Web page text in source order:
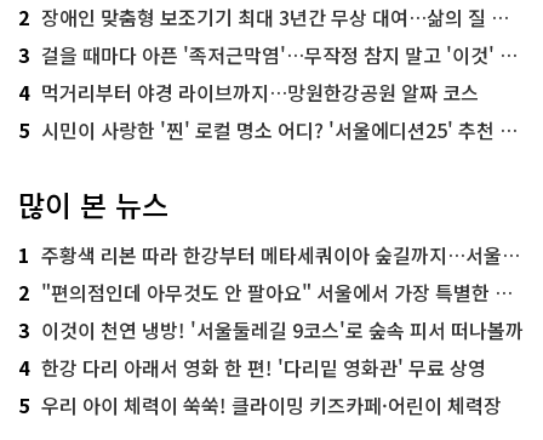
2 장애인 맞춤형 보조기기 최대 3년간 무상 대여…삶의 질 높인다
3 걸을 때마다 아픈 '족저근막염'…무작정 참지 말고 '이것' 해보세요!
4 먹거리부터 야경 라이브까지…망원한강공원 알짜 코스
5 시민이 사랑한 '찐' 로컬 명소 어디? '서울에디션25' 추천 코스
많이 본 뉴스
1 주황색 리본 따라 한강부터 메타세쿼이아 숲길까지…서울둘레길 15코스
2 "편의점인데 아무것도 안 팔아요" 서울에서 가장 특별한 편의점의 정체
3 이것이 천연 냉방! '서울둘레길 9코스'로 숲속 피서 떠나볼까
4 한강 다리 아래서 영화 한 편! '다리밑 영화관' 무료 상영
5 우리 아이 체력이 쑥쑥! 클라이밍 키즈카페·어린이 체력장